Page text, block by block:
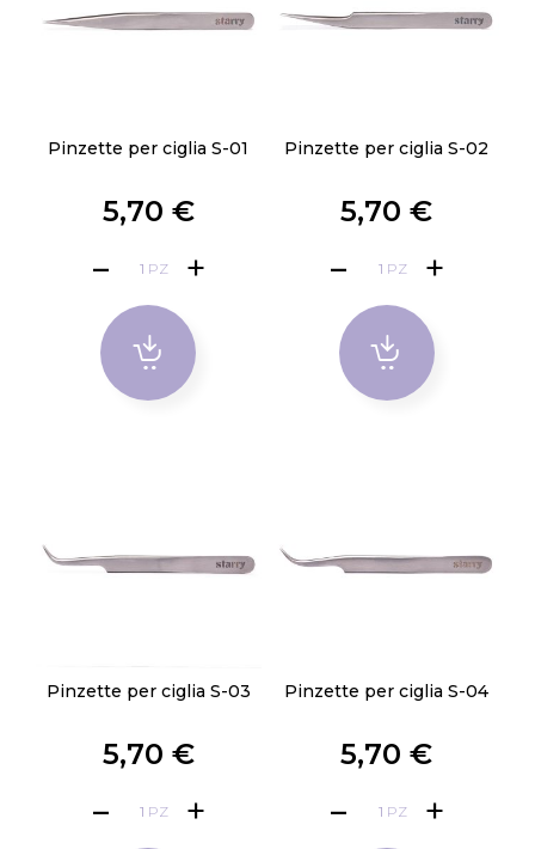
Pinzette per ciglia S-01
5,70 €
PZ
Pinzette per ciglia S-02
5,70 €
PZ
Pinzette per ciglia S-03
5,70 €
PZ
Pinzette per ciglia S-04
5,70 €
PZ